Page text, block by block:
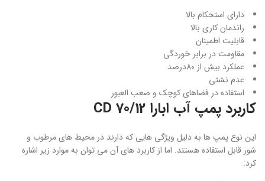
دارای استحکام بالا
راندمان کاری بالا
قابلیت اطمینان
مقاومت در برابر خوردگی
عملکرد بیش از 80درصد
عدم نشتی
استفاده در فضاهای کوچک و صعب العبور
کاربرد پمپ آب ابارا CD 70/12
این نوع پمپ ها به دلیل ویژگی هایی که دارند در محیط های مرطوب و
شور قابل استفاده هستند. اما از کاربرد های آن می توان به موارد زیر اشاره
کرد: